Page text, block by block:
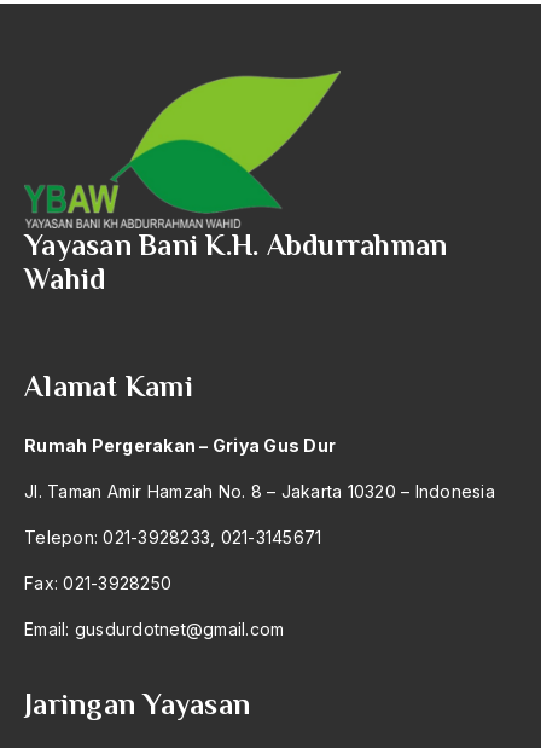
Yayasan Bani K.H. Abdurrahman
Wahid
Alamat Kami
Rumah Pergerakan – Griya Gus Dur
Jl. Taman Amir Hamzah No. 8 – Jakarta 10320 – Indonesia
Telepon: 021-3928233, 021-3145671
Fax: 021-3928250
Email: gusdurdotnet@gmail.com
Jaringan Yayasan